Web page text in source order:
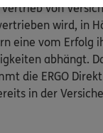
Vertrieb von
wird, in
eine vom
abhängt.
die ERGO
in der